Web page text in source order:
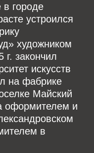
городе
устроился
художником
г. закончил
искусств
на фабрике
Майский
оформителем и
в